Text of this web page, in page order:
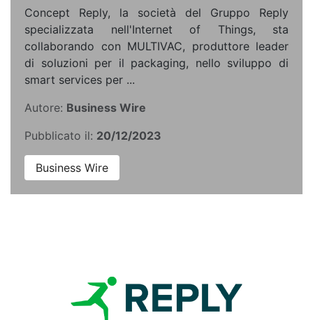
Concept Reply, la società del Gruppo Reply
specializzata nell'Internet of Things, sta
collaborando con MULTIVAC, produttore leader
di soluzioni per il packaging, nello sviluppo di
smart services per ...
Autore: Business Wire
Pubblicato il: 20/12/2023
Business Wire